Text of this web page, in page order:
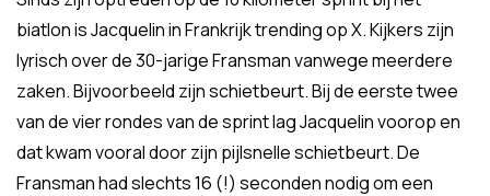
biatlon is Jacquelin in Frankrijk trending op X. Kijkers zijn
lyrisch over de 30-jarige Fransman vanwege meerdere
zaken. Bijvoorbeeld zijn schietbeurt. Bij de eerste twee
van de vier rondes van de sprint lag Jacquelin voorop en
dat kwam vooral door zijn pijlsnelle schietbeurt. De
Fransman had slechts 16 (!) seconden nodig om een